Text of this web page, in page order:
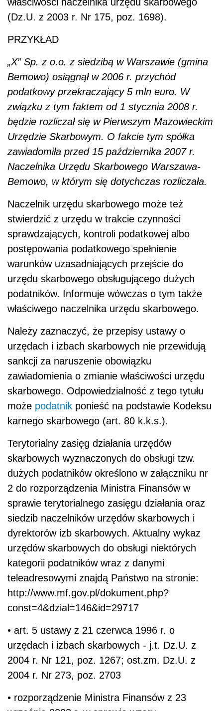
(Dz.U. z 2003 r. Nr 175, poz. 1698).
PRZYKŁAD
„X” Sp. z o.o. z siedzibą w Warszawie (gmina
Bemowo) osiągnął w 2006 r. przychód
podatkowy przekraczający 5 mln euro. W
związku z tym faktem od 1 stycznia 2008 r.
będzie rozliczał się w Pierwszym Mazowieckim
Urzędzie Skarbowym. O fakcie tym spółka
zawiadomiła przed 15 października 2007 r.
Naczelnika Urzędu Skarbowego Warszawa-
Bemowo, w którym się dotychczas rozliczała.
Naczelnik urzędu skarbowego może też
stwierdzić z urzędu w trakcie czynności
sprawdzających, kontroli podatkowej albo
postępowania podatkowego spełnienie
warunków uzasadniających przejście do
urzędu skarbowego obsługującego dużych
podatników. Informuje wówczas o tym także
właściwego naczelnika urzędu skarbowego.
Należy zaznaczyć, że przepisy ustawy o
urzędach i izbach skarbowych nie przewidują
sankcji za naruszenie obowiązku
zawiadomienia o zmianie właściwości urzędu
skarbowego. Odpowiedzialność z tego tytułu
może podatnik ponieść na podstawie Kodeksu
karnego skarbowego (art. 80 k.k.s.).
Terytorialny zasięg działania urzędów
skarbowych wyznaczonych do obsługi tzw.
dużych podatników określono w załączniku nr
2 do rozporządzenia Ministra Finansów w
sprawie terytorialnego zasięgu działania oraz
siedzib naczelników urzędów skarbowych i
dyrektorów izb skarbowych. Aktualny wykaz
urzędów skarbowych do obsługi niektórych
kategorii podatników wraz z danymi
teleadresowymi znajdą Państwo na stronie:
http://www.mf.gov.pl/dokument.php?
const=4&dzial=146&id=29717
• art. 5 ustawy z 21 czerwca 1996 r. o
urzędach i izbach skarbowych - j.t. Dz.U. z
2004 r. Nr 121, poz. 1267; ost.zm. Dz.U. z
2004 r. Nr 273, poz. 2703
• rozporządzenie Ministra Finansów z 23